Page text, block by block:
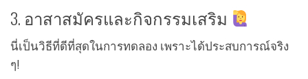
3. อาสาสมัครและกิจกรรมเสริม
นี่เป็นวิธีที่ดีที่สุดในการทดลอง เพราะได้ประสบการณ์จริง
ๆ!